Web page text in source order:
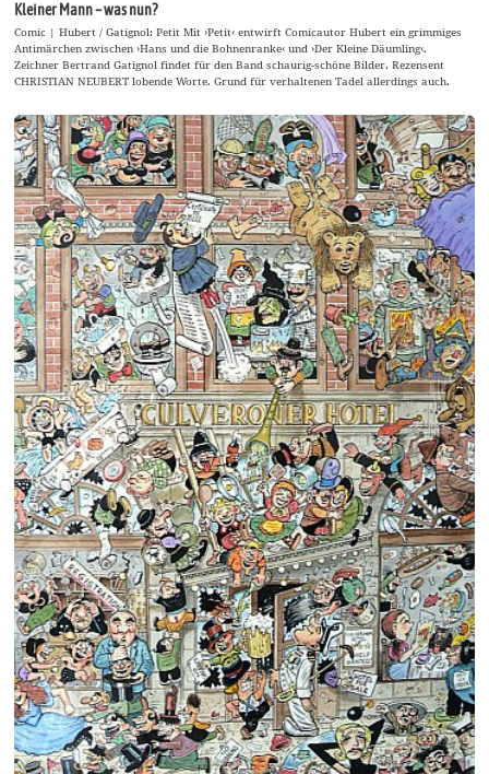
Kleiner Mann – was nun?
Comic | Hubert / Gatignol: Petit Mit ›Petit‹ entwirft Comicautor Hubert ein grimmiges
Antimärchen zwischen ›Hans und die Bohnenranke‹ und ›Der Kleine Däumling‹.
Zeichner Bertrand Gatignol findet für den Band schaurig-schöne Bilder, Rezensent
CHRISTIAN NEUBERT lobende Worte. Grund für verhaltenen Tadel allerdings auch.